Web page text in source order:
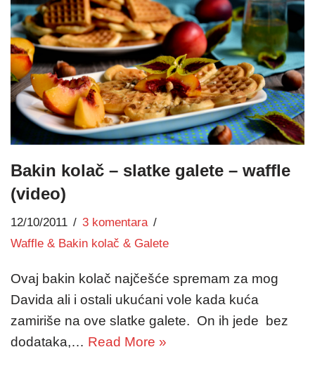
Bakin kolač – slatke galete – waffle
(video)
12/10/2011
3 komentara
Waffle & Bakin kolač & Galete
Ovaj bakin kolač najčešće spremam za mog
Davida ali i ostali ukućani vole kada kuća
zamiriše na ove slatke galete. On ih jede bez
dodataka,… Read More »